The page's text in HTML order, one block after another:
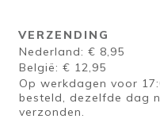
VERZENDING
Nederland: € 8,95
België: € 12,95
Op werkdagen voor
besteld, dezelfde dag
verzonden.